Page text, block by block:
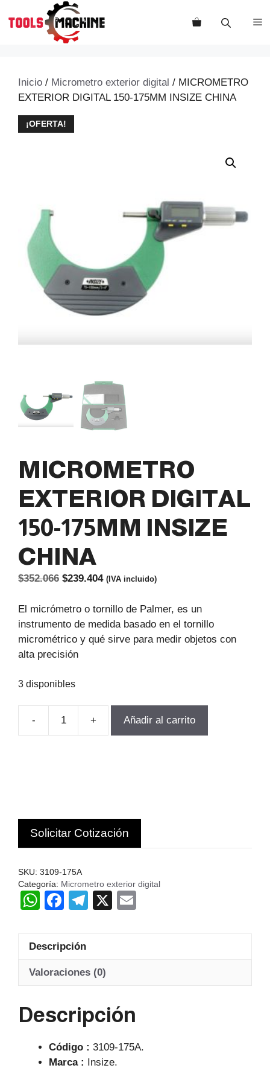
Inicio / Micrometro exterior digital / MICROMETRO
EXTERIOR DIGITAL 150-175MM INSIZE CHINA
¡OFERTA!
MICROMETRO
EXTERIOR DIGITAL
150-175MM INSIZE
CHINA
$352.066 El
original
era:
$352.066.
$239.404El
actual
es:
$239.404.
(IVA incluido)
El micrómetro o tornillo de Palmer, es un
instrumento de medida basado en el tornillo
micrométrico y qué sirve para medir objetos con
alta precisión
3 disponibles
-
MICROMETRO
CHINA
cantidad
+ Añadir al carrito
Solicitar Cotización
SKU: 3109-175A
Categoría: Micrometro exterior digital
W
at
s
A
p
F
c
e
b
o
T
gr
a
X
Descripción
Valoraciones (0)
Descripción
Código : 3109-175A.
Marca : Insize.